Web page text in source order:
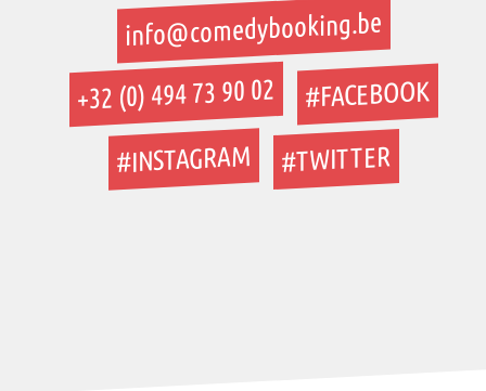
info@comedybooking.be
+32 (0) 494 73 90 02 #FACEBOOK
#INSTAGRAM #TWITTER